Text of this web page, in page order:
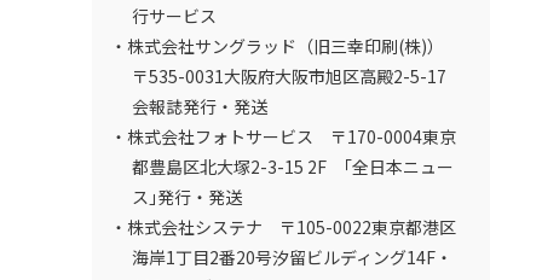
行サービス
・株式会社サングラッド（旧三幸印刷(株)）
〒535-0031大阪府大阪市旭区高殿2-5-17
会報誌発行・発送
・株式会社フォトサービス 〒170-0004東京
都豊島区北大塚2-3-15 2F ｢全日本ニュー
ス｣発行・発送
・株式会社システナ 〒105-0022東京都港区
海岸1丁目2番20号汐留ビルディング14F・